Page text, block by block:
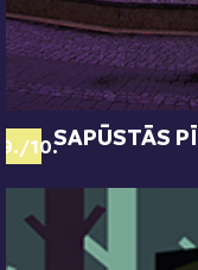
69./10.SAPŪSTĀS